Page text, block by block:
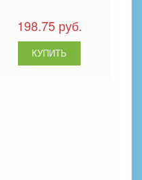
198.75 руб.